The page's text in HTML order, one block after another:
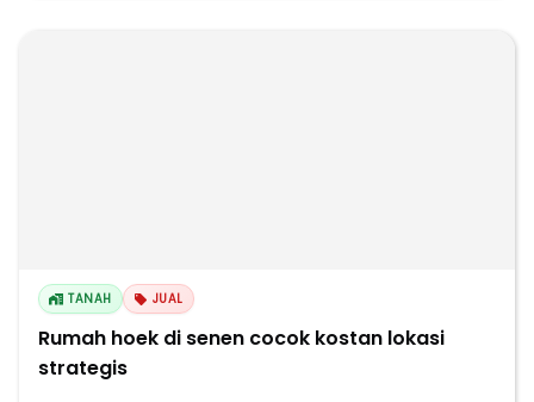
TANAH JUAL
Rumah hoek di senen cocok kostan lokasi
strategis